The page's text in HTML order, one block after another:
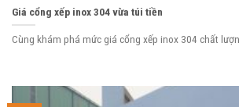
Giá cổng xếp inox 304 vừa túi tiền
Cùng khám phá mức giá cổng xếp inox 304 chất